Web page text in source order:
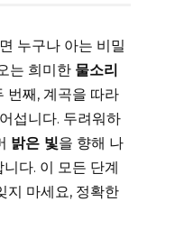
누구나 아는 비밀
는 희미한 물소리
번째, 계곡을 따라
섭니다. 두려워하
밝은 빛을 향해 나
다. 이 모든 단계
지 마세요, 정확한